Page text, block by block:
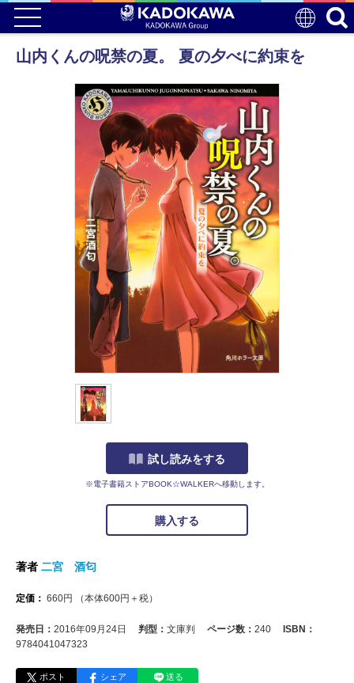
山内くんの呪禁の夏。 夏の夕べに約束を
試し読みをする
※電子書籍ストアBOOK☆WALKERへ移動します。
購入する
著者 二宮 酒匂
定価： 660円 （本体600円＋税）
発売日： 2016年09月24日 判型： 文庫判 ページ数： 240
ISBN：
9784041047323
ポスト シェア 送る